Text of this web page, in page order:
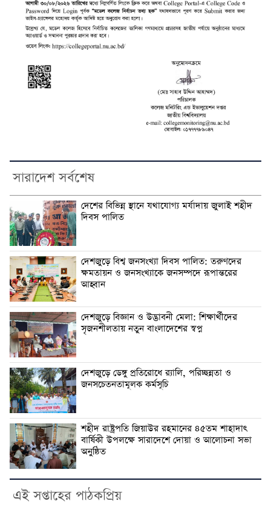
সারাদেশ সর্বশেষ
দেশের বিভিন্ন স্থানে যথাযোগ্য মর্যাদায় জুলাই শহীদ
দিবস পালিত
দেশজুড়ে বিশ্ব জনসংখ্যা দিবস পালিত: তরুণদের
ক্ষমতায়ন ও জনসংখ্যাকে জনসম্পদে রূপান্তরের
আহ্বান
দেশজুড়ে বিজ্ঞান ও উদ্ভাবনী মেলা: শিক্ষার্থীদের
সৃজনশীলতায় নতুন বাংলাদেশের স্বপ্ন
দেশজুড়ে ডেঙ্গু প্রতিরোধে র‌্যালি, পরিচ্ছন্নতা ও
জনসচেতনতামূলক কর্মসূচি
শহীদ রাষ্ট্রপতি জিয়াউর রহমানের ৪৫তম শাহাদাৎ
বার্ষিকী উপলক্ষে সারাদেশে দোয়া ও আলোচনা সভা
অনুষ্ঠিত
এই সপ্তাহের পাঠকপ্রিয়